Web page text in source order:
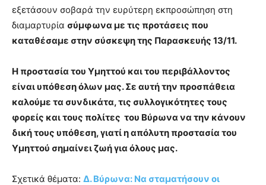
εξετάσουν σοβαρά την ευρύτερη εκπροσώπηση στη
διαμαρτυρία σύμφωνα με τις προτάσεις που
καταθέσαμε στην σύσκεψη της Παρασκευής 13/11.
Η προστασία του Υμηττού και του περιβάλλοντος
είναι υπόθεση όλων μας. Σε αυτή την προσπάθεια
καλούμε τα συνδικάτα, τις συλλογικότητες τους
φορείς και τους πολίτες του Βύρωνα να την κάνουν
δική τους υπόθεση, γιατί η απόλυτη προστασία του
Υμηττού σημαίνει ζωή για όλους μας.
Σχετικά θέματα: Δ. Βύρωνα: Να σταματήσουν οι